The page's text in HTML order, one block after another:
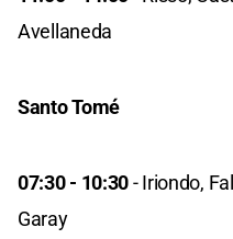
Avellaneda
Santo Tomé
07:30 - 10:30- Iriondo,
Garay